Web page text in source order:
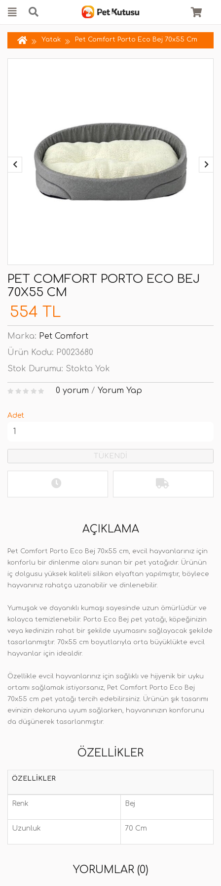
Yatak Pet Comfort Porto Eco Bej 70x55 Cm
PET COMFORT PORTO ECO BEJ
70X55 CM
554 TL
Marka: Pet Comfort
Ürün Kodu: P0023680
Stok Durumu: Stokta Yok
0 yorum / Yorum Yap
Adet
TÜKENDİ
AÇIKLAMA
Pet Comfort Porto Eco Bej 70x55 cm, evcil hayvanlarınız için
konforlu bir dinlenme alanı sunan bir pet yatağıdır. Ürünün
iç dolgusu yüksek kaliteli silikon elyaftan yapılmıştır, böylece
hayvanınız rahatça uzanabilir ve dinlenebilir.
Yumuşak ve dayanıklı kumaşı sayesinde uzun ömürlüdür ve
kolayca temizlenebilir. Porto Eco Bej pet yatağı, köpeğinizin
veya kedinizin rahat bir şekilde uyumasını sağlayacak şekilde
tasarlanmıştır. 70x55 cm boyutlarıyla orta büyüklükte evcil
hayvanlar için idealdir.
Özellikle evcil hayvanlarınız için sağlıklı ve hijyenik bir uyku
ortamı sağlamak istiyorsanız, Pet Comfort Porto Eco Bej
70x55 cm pet yatağı tercih edebilirsiniz. Ürünün şık tasarımı
evinizin dekoruna uyum sağlarken, hayvanınızın konforunu
da düşünerek tasarlanmıştır.
ÖZELLIKLER
ÖZELLIKLER
Renk Bej
Uzunluk 70 Cm
YORUMLAR (0)